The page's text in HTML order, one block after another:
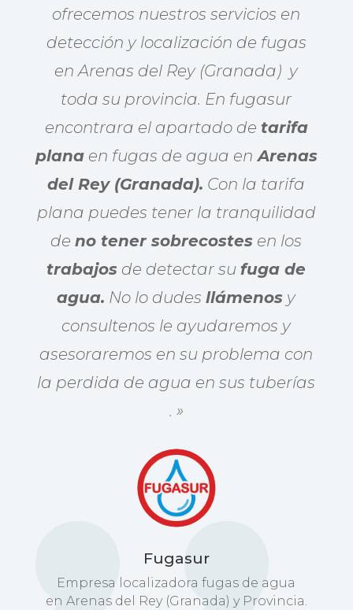
ofrecemos nuestros servicios en
detección y localización de fugas
en Arenas del Rey (Granada) y
toda su provincia. En fugasur
encontrara el apartado de tarifa
planaen fugas de agua en Arenas
del Rey (Granada). Con la tarifa
plana puedes tener la tranquilidad
deno tener sobrecostes en los
trabajos de detectar sufuga de
agua. No lo dudesllámenos y
consultenos le ayudaremos y
asesoraremos en su problema con
la perdida de agua en sus tuberías
. »
Fugasur
Empresa localizadora fugas de agua
en Arenas del Rey (Granada) y Provincia.